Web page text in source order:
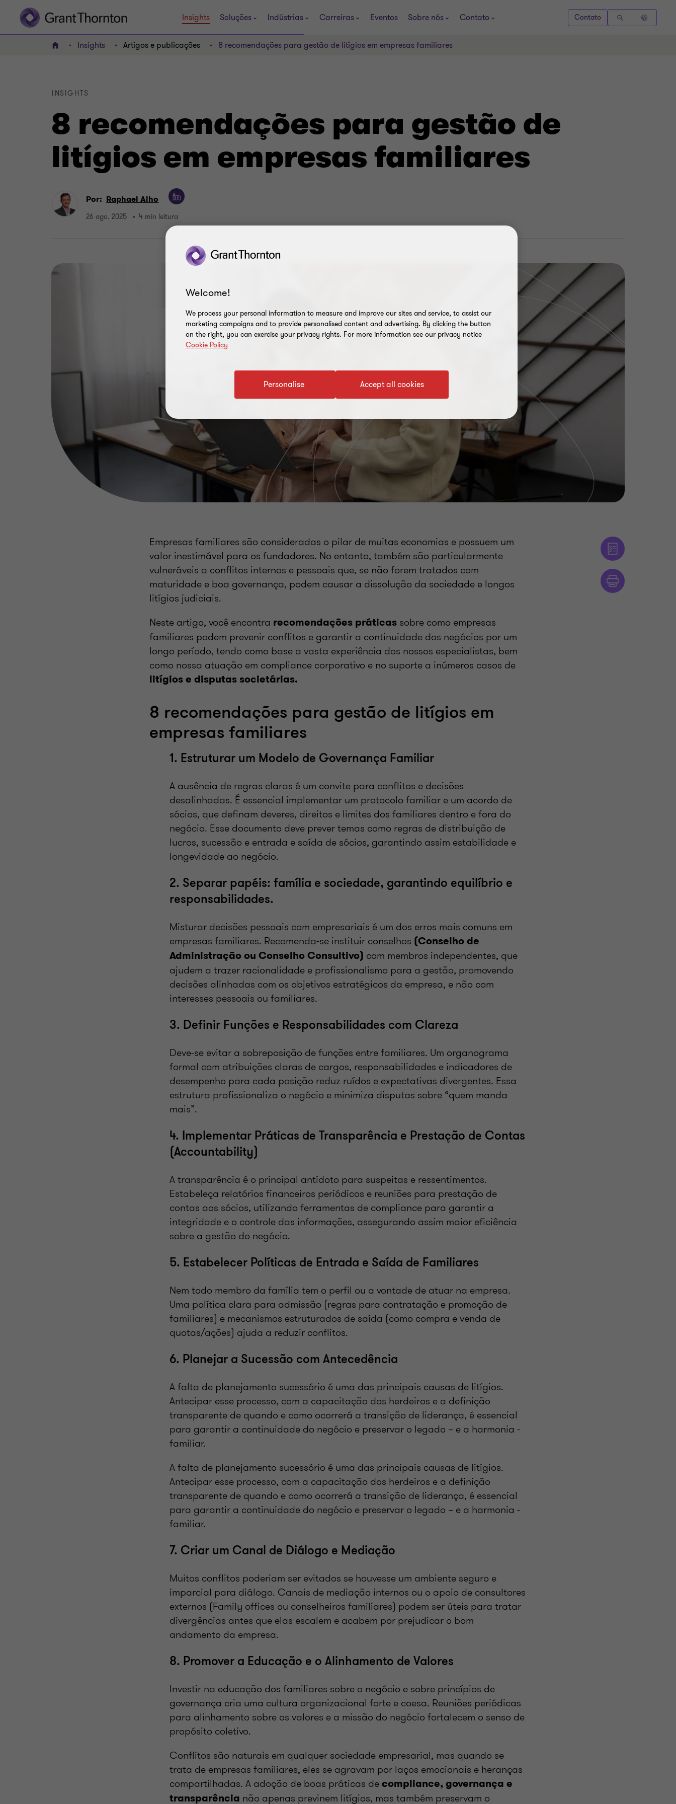
Insights Soluções Indústrias Carreiras Eventos Sobre nós Contato Contato
HOME Insights Artigos e publicações 8 recomendações para gestão de litígios em empresas familiares
8 recomendações para gestão de
litígios em empresas familiares
INSIGHTS
Por: Raphael Alho
26 ago. 2025 4 min leitura
Empresas familiares são consideradas o pilar de muitas economias e possuem um
valor inestimável para os fundadores. No entanto, também são particularmente
vulneráveis a conflitos internos e pessoais que, se não forem tratados com
maturidade e boa governança, podem causar a dissolução da sociedade e longos
litígios judiciais.
Neste artigo, você encontra recomendações práticas sobre como empresas
familiares podem prevenir conflitos e garantir a continuidade dos negócios por um
longo período, tendo como base a vasta experiência dos nossos especialistas, bem
como nossa atuação em compliance corporativo e no suporte a inúmeros casos de
litígios e disputas societárias.
8 recomendações para gestão de litígios em
empresas familiares
1. Estruturar um Modelo de Governança Familiar
A ausência de regras claras é um convite para conflitos e decisões
desalinhadas. É essencial implementar um protocolo familiar e um acordo de
sócios, que definam deveres, direitos e limites dos familiares dentro e fora do
negócio. Esse documento deve prever temas como regras de distribuição de
lucros, sucessão e entrada e saída de sócios, garantindo assim estabilidade e
longevidade ao negócio.
2. Separar papéis: família e sociedade, garantindo equilíbrio e
responsabilidades.
Misturar decisões pessoais com empresariais é um dos erros mais comuns em
empresas familiares. Recomenda-se instituir conselhos (Conselho de
Administração ou Conselho Consultivo) com membros independentes, que
ajudem a trazer racionalidade e profissionalismo para a gestão, promovendo
decisões alinhadas com os objetivos estratégicos da empresa, e não com
interesses pessoais ou familiares.
3. Definir Funções e Responsabilidades com Clareza
Deve-se evitar a sobreposição de funções entre familiares. Um organograma
formal com atribuições claras de cargos, responsabilidades e indicadores de
desempenho para cada posição reduz ruídos e expectativas divergentes. Essa
estrutura profissionaliza o negócio e minimiza disputas sobre “quem manda
mais”.
4. Implementar Práticas de Transparência e Prestação de Contas
(Accountability)
A transparência é o principal antídoto para suspeitas e ressentimentos.
Estabeleça relatórios financeiros periódicos e reuniões para prestação de
contas aos sócios, utilizando ferramentas de compliance para garantir a
integridade e o controle das informações, assegurando assim maior eficiência
sobre a gestão do negócio.
5. Estabelecer Políticas de Entrada e Saída de Familiares
Nem todo membro da família tem o perfil ou a vontade de atuar na empresa.
Uma política clara para admissão (regras para contratação e promoção de
familiares) e mecanismos estruturados de saída (como compra e venda de
quotas/ações) ajuda a reduzir conflitos.
6. Planejar a Sucessão com Antecedência
A falta de planejamento sucessório é uma das principais causas de litígios.
Antecipar esse processo, com a capacitação dos herdeiros e a definição
transparente de quando e como ocorrerá a transição de liderança, é essencial
para garantir a continuidade do negócio e preservar o legado – e a harmonia -
familiar.
A falta de planejamento sucessório é uma das principais causas de litígios.
Antecipar esse processo, com a capacitação dos herdeiros e a definição
transparente de quando e como ocorrerá a transição de liderança, é essencial
para garantir a continuidade do negócio e preservar o legado – e a harmonia -
familiar.
7. Criar um Canal de Diálogo e Mediação
Muitos conflitos poderiam ser evitados se houvesse um ambiente seguro e
imparcial para diálogo. Canais de mediação internos ou o apoio de consultores
externos (Family offices ou conselheiros familiares) podem ser úteis para tratar
divergências antes que elas escalem e acabem por prejudicar o bom
andamento da empresa.
8. Promover a Educação e o Alinhamento de Valores
Investir na educação dos familiares sobre o negócio e sobre princípios de
governança cria uma cultura organizacional forte e coesa. Reuniões periódicas
para alinhamento sobre os valores e a missão do negócio fortalecem o senso de
propósito coletivo.
Conflitos são naturais em qualquer sociedade empresarial, mas quando se
trata de empresas familiares, eles se agravam por laços emocionais e heranças
compartilhadas. A adoção de boas práticas decompliance, governança e
transparência não apenas previnem litígios, mas também preservam o
Welcome!
We process your personal information to measure and improve our sites and service, to assist our
marketing campaigns and to provide personalised content and advertising. By clicking the button
on the right, you can exercise your privacy rights. For more information see our privacy notice
Cookie Policy
Accept all cookies
Personalise